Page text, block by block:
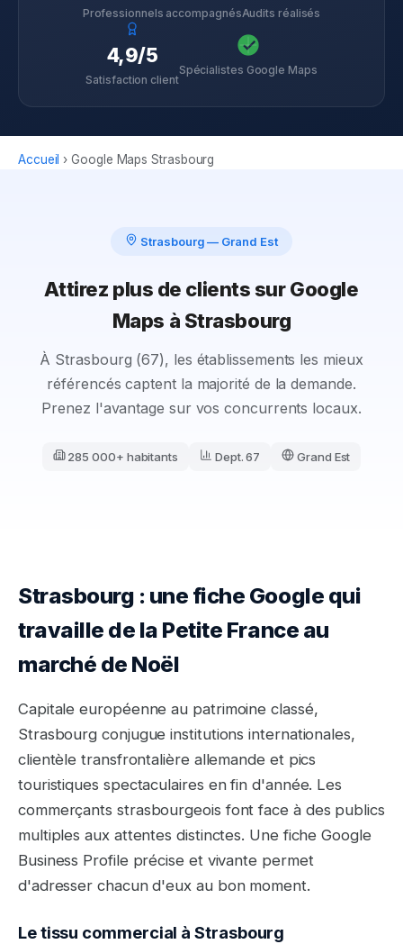
Professionnels accompagnésAudits réalisés
4,9/5
Satisfaction client
Spécialistes Google Maps
Accueil ›Google MapsStrasbourg
Strasbourg— Grand Est
Attirez plus de clients sur Google
Maps à Strasbourg
À Strasbourg (67), les établissements les mieux
référencés captent la majorité de la demande.
Prenez l'avantage sur vos concurrents locaux.
285 000+ habitants Dept.67 Grand Est
Strasbourg : une fiche Google qui
travaille de la Petite France au
marché de Noël
Capitale européenne au patrimoine classé,
Strasbourg conjugue institutions internationales,
clientèle transfrontalière allemande et pics
touristiques spectaculaires en fin d'année. Les
commerçants strasbourgeois font face à des publics
multiples aux attentes distinctes. Une fiche Google
Business Profile précise et vivante permet
d'adresser chacun d'eux au bon moment.
Le tissu commercial àStrasbourg